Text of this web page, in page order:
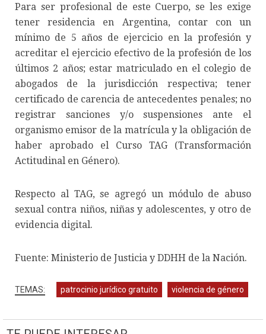
Para ser profesional de este Cuerpo, se les exige
tener residencia en Argentina, contar con un
mínimo de 5 años de ejercicio en la profesión y
acreditar el ejercicio efectivo de la profesión de los
últimos 2 años; estar matriculado en el colegio de
abogados de la jurisdicción respectiva; tener
certificado de carencia de antecedentes penales; no
registrar sanciones y/o suspensiones ante el
organismo emisor de la matrícula y la obligación de
haber aprobado el Curso TAG (Transformación
Actitudinal en Género).
Respecto al TAG, se agregó un módulo de abuso
sexual contra niños, niñas y adolescentes, y otro de
evidencia digital.
Fuente: Ministerio de Justicia y DDHH de la Nación.
patrocinio jurídico gratuito violencia de género